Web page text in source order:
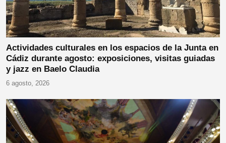
Actividades culturales en los espacios de la Junta en
Cádiz durante agosto: exposiciones, visitas guiadas
y jazz en Baelo Claudia
6 agosto, 2026